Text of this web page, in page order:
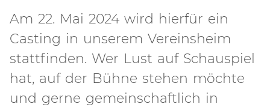
Am 22. Mai 2024 wird hierfür ein
Casting in unserem Vereinsheim
stattfinden. Wer Lust auf Schauspiel
hat, auf der Bühne stehen möchte
und gerne gemeinschaftlich in